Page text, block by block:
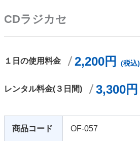
CDラジカセ
１日の使用料金 2,200円 (税込)
レンタル料金(３日間) 3,300円
商品コード OF-057